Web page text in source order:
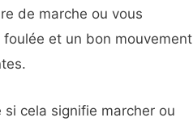
de marche ou vous
et un bon mouvement
cela signifie marcher ou